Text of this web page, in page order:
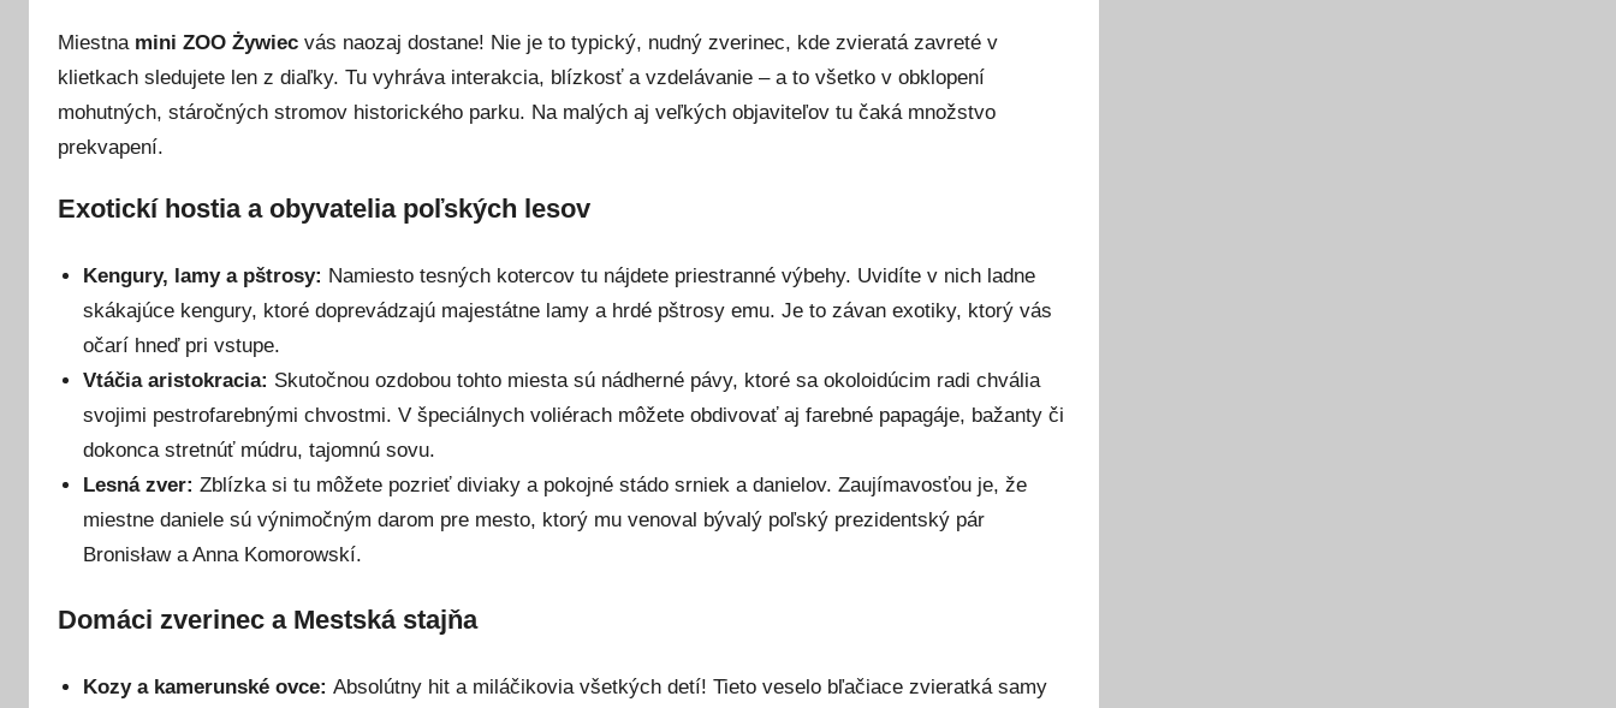
Miestna mini ZOO Żywiec vás naozaj dostane! Nie je to typický, nudný zverinec, kde zvieratá zavreté v
klietkach sledujete len z diaľky. Tu vyhráva interakcia, blízkosť a vzdelávanie – a to všetko v obklopení
mohutných, stáročných stromov historického parku. Na malých aj veľkých objaviteľov tu čaká množstvo
prekvapení.
Exotickí hostia a obyvatelia poľských lesov
Kengury, lamy a pštrosy: Namiesto tesných kotercov tu nájdete priestranné výbehy. Uvidíte v nich ladne
skákajúce kengury, ktoré doprevádzajú majestátne lamy a hrdé pštrosy emu. Je to závan exotiky, ktorý vás
očarí hneď pri vstupe.
Vtáčia aristokracia: Skutočnou ozdobou tohto miesta sú nádherné pávy, ktoré sa okoloidúcim radi chvália
svojimi pestrofarebnými chvostmi. V špeciálnych voliérach môžete obdivovať aj farebné papagáje, bažanty či
dokonca stretnúť múdru, tajomnú sovu.
Lesná zver: Zblízka si tu môžete pozrieť diviaky a pokojné stádo srniek a danielov. Zaujímavosťou je, že
miestne daniele sú výnimočným darom pre mesto, ktorý mu venoval bývalý poľský prezidentský pár
Bronisław a Anna Komorowskí.
Domáci zverinec a Mestská stajňa
Kozy a kamerunské ovce: Absolútny hit a miláčikovia všetkých detí! Tieto veselo bľačiace zvieratká samy